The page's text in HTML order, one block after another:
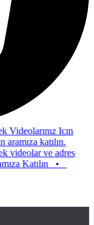
Icın
katılın.
ve adres
•